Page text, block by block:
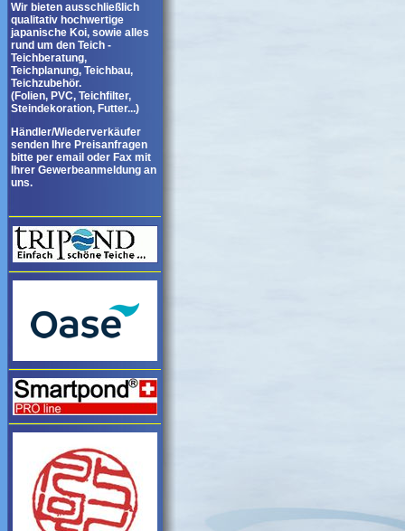
Wir bieten ausschließlich
qualitativ hochwertige
japanische Koi, sowie alles
rund um den Teich -
Teichberatung,
Teichplanung, Teichbau,
Teichzubehör.
(Folien, PVC, Teichfilter,
Steindekoration, Futter...)
Händler/Wiederverkäufer
senden Ihre Preisanfragen
bitte per email oder Fax mit
Ihrer Gewerbeanmeldung an
uns.